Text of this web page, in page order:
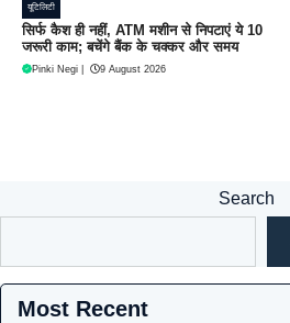
यूटिलिटी
सिर्फ कैश ही नहीं, ATM मशीन से निपटाएं ये 10
जरूरी काम; बचेंगे बैंक के चक्कर और समय
Pinki Negi 9 August 2026
Search
Most Recent